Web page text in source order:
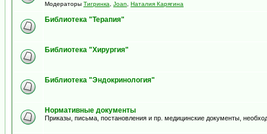
Модераторы Тигринка Joan Наталия Карягина
Библиотека "Терапия"
Библиотека "Хирургия"
Библиотека "Эндокринология"
Нормативные документы
Приказы, письма, постановления и пр. медицинские документы,